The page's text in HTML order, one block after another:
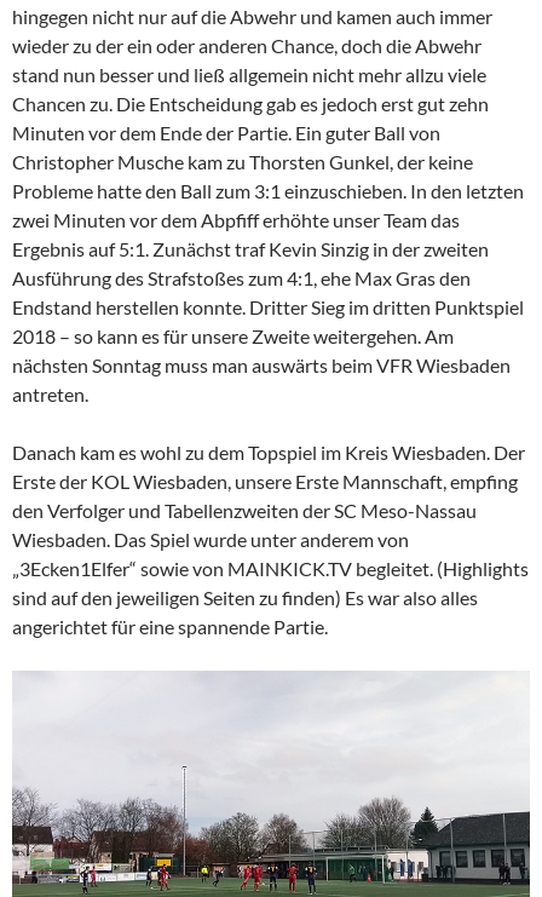
hingegen nicht nur auf die Abwehr und kamen auch immer
wieder zu der ein oder anderen Chance, doch die Abwehr
stand nun besser und ließ allgemein nicht mehr allzu viele
Chancen zu. Die Entscheidung gab es jedoch erst gut zehn
Minuten vor dem Ende der Partie. Ein guter Ball von
Christopher Musche kam zu Thorsten Gunkel, der keine
Probleme hatte den Ball zum 3:1 einzuschieben. In den letzten
zwei Minuten vor dem Abpfiff erhöhte unser Team das
Ergebnis auf 5:1. Zunächst traf Kevin Sinzig in der zweiten
Ausführung des Strafstoßes zum 4:1, ehe Max Gras den
Endstand herstellen konnte. Dritter Sieg im dritten Punktspiel
2018 – so kann es für unsere Zweite weitergehen. Am
nächsten Sonntag muss man auswärts beim VFR Wiesbaden
antreten.
Danach kam es wohl zu dem Topspiel im Kreis Wiesbaden. Der
Erste der KOL Wiesbaden, unsere Erste Mannschaft, empfing
den Verfolger und Tabellenzweiten der SC Meso-Nassau
Wiesbaden. Das Spiel wurde unter anderem von
„3Ecken1Elfer“ sowie von MAINKICK.TV begleitet. (Highlights
sind auf den jeweiligen Seiten zu finden) Es war also alles
angerichtet für eine spannende Partie.